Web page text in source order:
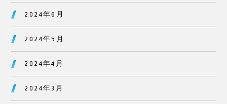
2024年6月
2024年5月
2024年4月
2024年3月